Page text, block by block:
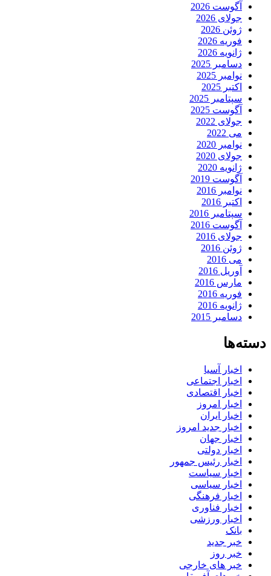
آگوست 2026
جولای 2026
ژوئن 2026
فوریه 2026
ژانویه 2026
دسامبر 2025
نوامبر 2025
اکتبر 2025
سپتامبر 2025
آگوست 2025
جولای 2022
می 2022
نوامبر 2020
جولای 2020
ژانویه 2020
آگوست 2019
نوامبر 2016
اکتبر 2016
سپتامبر 2016
آگوست 2016
جولای 2016
ژوئن 2016
می 2016
آوریل 2016
مارس 2016
فوریه 2016
ژانویه 2016
دسامبر 2015
دسته‌ها
اخبار آسیا
اخبار اجتماعی
اخبار اقتصادی
اخبار امروز
اخبار ایران
اخبار جدید امروز
اخبار جهان
اخبار دولتی
اخبار رئیس جمهور
اخبار سیاست
اخبار سیاسی
اخبار فرهنگی
اخبار فناوری
اخبار ورزشی
بانک
خبر جدید
خبر روز
خبر های خارجی